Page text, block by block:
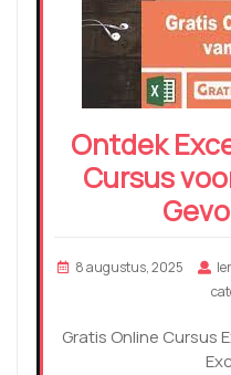
Ontdek
Cursus
8 augustus, 2025
Gratis Online Cursus